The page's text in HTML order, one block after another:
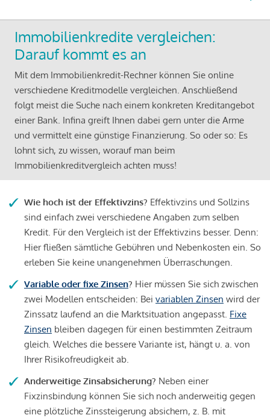
Immobilienkredite vergleichen:
Darauf kommt es an
Mit dem Immobilienkredit-Rechner können Sie online
verschiedene Kreditmodelle vergleichen. Anschließend
folgt meist die Suche nach einem konkreten Kreditangebot
einer Bank. Infina greift Ihnen dabei gern unter die Arme
und vermittelt eine günstige Finanzierung. So oder so: Es
lohnt sich, zu wissen, worauf man beim
Immobilienkreditvergleich achten muss!
Wie hoch ist der Effektivzins? Effektivzins und Sollzins
sind einfach zwei verschiedene Angaben zum selben
Kredit. Für den Vergleich ist der Effektivzins besser. Denn:
Hier fließen sämtliche Gebühren und Nebenkosten ein. So
erleben Sie keine unangenehmen Überraschungen.
Variable oder fixe Zinsen? Hier müssen Sie sich zwischen
zwei Modellen entscheiden: Bei variablen Zinsen wird der
Zinssatz laufend an die Marktsituation angepasst. Fixe
Zinsen bleiben dagegen für einen bestimmten Zeitraum
gleich. Welches die bessere Variante ist, hängt u. a. von
Ihrer Risikofreudigkeit ab.
Anderweitige Zinsabsicherung? Neben einer
Fixzinsbindung können Sie sich noch anderweitig gegen
eine plötzliche Zinssteigerung absichern, z. B. mit